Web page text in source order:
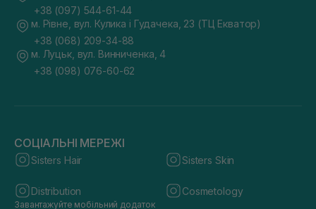
+38 (097) 544-61-44
м. Рівне, вул. Кулика і Гудачека, 23 (ТЦ Екватор)
+38 (068) 209-34-88
м. Луцьк, вул. Винниченка, 4
+38 (098) 076-60-62
СОЦІАЛЬНІ МЕРЕЖІ
Sisters Hair Sisters Skin
Distribution Cosmetology
Завантажуйте мобільний додаток